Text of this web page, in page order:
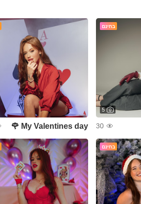
בחינם
5
30
My Valentines day 🌹
בחינם